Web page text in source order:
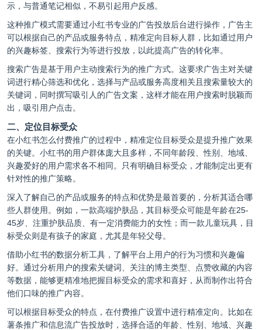
示，与普通笔记相似，不易引起用户反感。
这种推广模式需要通过小红书专业的广告投放后台进行操作，广告主
可以根据自己的产品或服务特点，精准定向目标人群，比如通过用户
的兴趣标签、搜索行为等进行投放，以此提高广告的转化率。
搜索广告是基于用户主动搜索行为的推广方式。这要求广告主对关键
词进行精心筛选和优化，选择与产品或服务高度相关且搜索量较大的
关键词，同时撰写吸引人的广告文案，这样才能在用户搜索时脱颖而
出，吸引用户点击。
二、定位目标受众
在小红书怎么付费推广的过程中，精准定位目标受众是提升推广效果
的关键。小红书的用户群体庞大且多样，不同年龄段、性别、地域、
兴趣爱好的用户需求各不相同。只有明确目标受众，才能制定出更有
针对性的推广策略。
深入了解自己的产品或服务的特点和优势是最首要的，分析其适合哪
些人群使用。例如，一款高端护肤品，其目标受众可能是年龄在25-
45岁、注重护肤品质、有一定消费能力的女性；而一款儿童玩具，目
标受众则是有孩子的家庭，尤其是年轻父母。
借助小红书的数据分析工具，了解平台上用户的行为习惯和兴趣偏
好。通过分析用户的搜索关键词、关注的博主类型、点赞收藏的内容
等数据，能够更精准地把握目标受众的需求和喜好，从而制作出符合
他们口味的推广内容。
可以根据目标受众的特点，在付费推广设置中进行精准定向。比如在
薯条推广和信息流广告投放时，选择合适的年龄、性别、地域、兴趣